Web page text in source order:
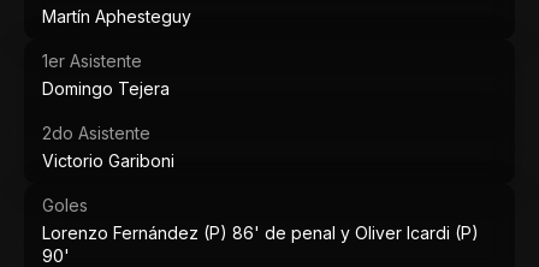
Martín Aphesteguy
1er Asistente
Domingo Tejera
2do Asistente
Victorio Gariboni
Goles
Lorenzo Fernández (P) 86' de penal y Oliver Icardi (P)
90'